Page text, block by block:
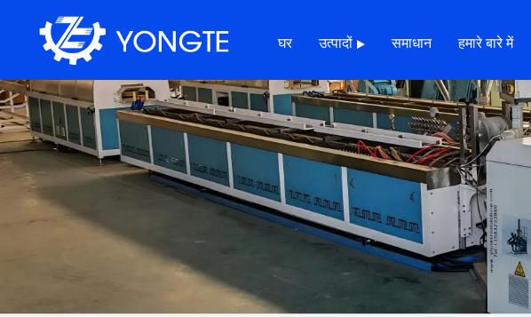
घर उत्पादों समाधान हमारे बारे में